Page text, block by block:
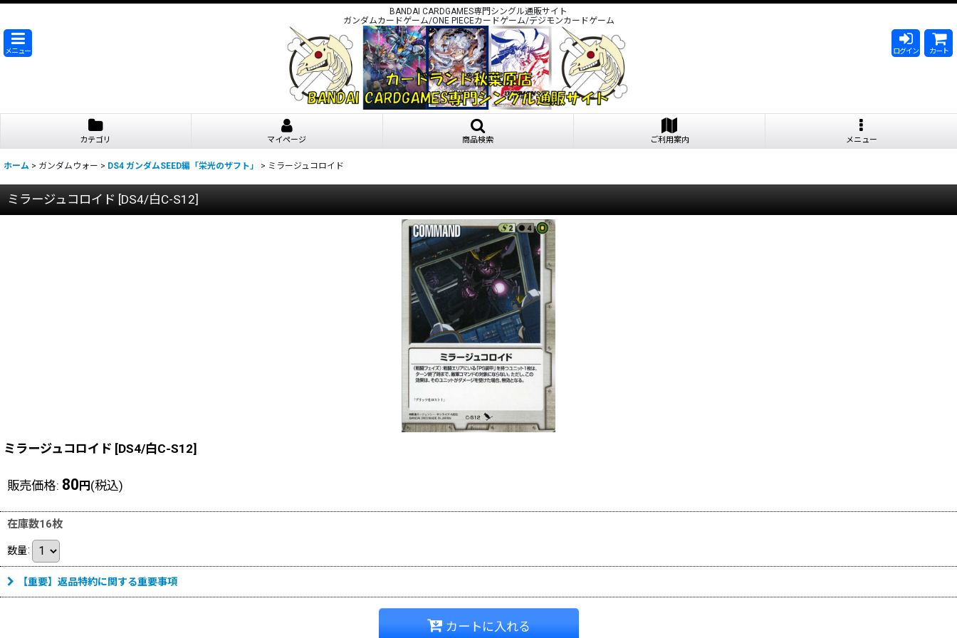
BANDAI CARDGAMES専門シングル通販サイト
ガンダムカードゲーム/ONE PIECEカードゲーム/デジモンカードゲーム
メニュー ログイン カート
カテゴリ マイページ 商品検索 ご利用案内 メニュー
ホーム > ガンダムウォー > DS4 ガンダムSEED編「栄光のザフト」 > ミラージュコロイド
ミラージュコロイド [DS4/白C-S12]
ミラージュコロイド [DS4/白C-S12]
販売価格: 80 円 (税込)
在庫数16枚
数量:
【重要】返品特約に関する重要事項
カートに入れる